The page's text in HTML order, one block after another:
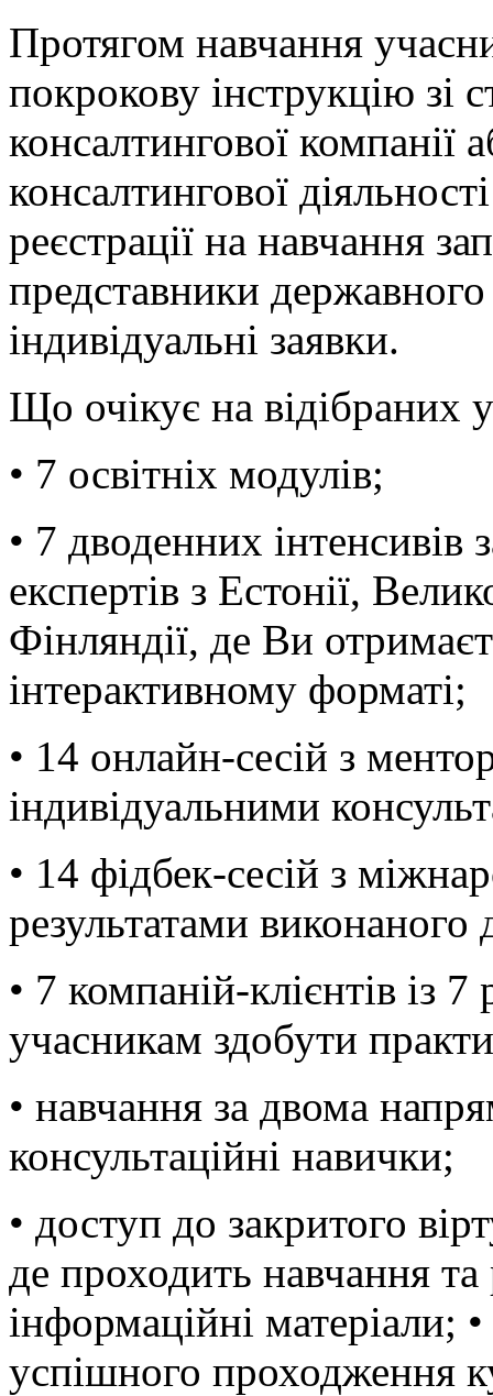
Протягом навчання
покрокову інструкцію зі
консалтингової компанії
консалтингової
реєстрації на навчання
представники державного
індивідуальні заявки.
Що очікує на відібраних
• 7 освітніх модулів;
• 7 дводенних
експертів з Естонії,
Фінляндії, де Ви
інтерактивному форматі;
• 14 онлайн-сесій з
індивідуальними
• 14 фідбек-сесій з
результатами
• 7 компаній-клієнтів із
учасникам здобути
• навчання за двома
консультаційні навички;
• доступ до закритого
де проходить навчання
інформаційні матеріали;
успішного проходження